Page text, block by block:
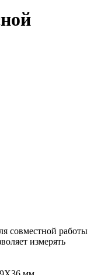
совместной работы
измерять